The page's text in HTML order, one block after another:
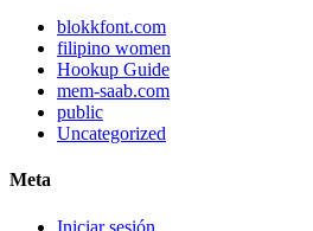
blokkfont.com
filipino women
Hookup Guide
mem-saab.com
public
Uncategorized
Meta
Iniciar sesión